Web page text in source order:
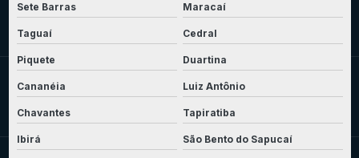
Sete Barras Maracaí
Taguaí Cedral
Piquete Duartina
Cananéia Luiz Antônio
Chavantes Tapiratiba
Ibirá São Bento do Sapucaí